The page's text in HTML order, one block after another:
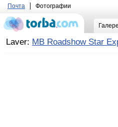
Почта Фотографии
Laver: MB Roadshow Star